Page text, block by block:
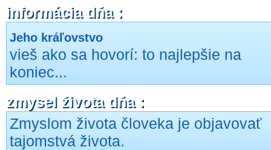
informácia dňa :
Jeho kráľovstvo
vieš ako sa hovorí: to najlepšie na
koniec...
zmysel života dňa :
Zmyslom života človeka je objavovať
tajomstvá života.